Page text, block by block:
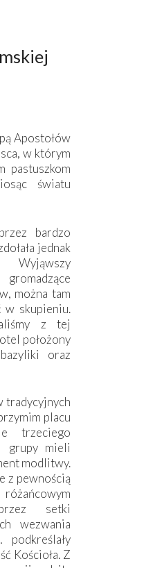
Apostołów
w którym
pastuszkom
światu
bardzo
jednak
Wyjąwszy
można tam
w skupieniu.
z tej
położony
oraz
tradycyjnych
placu
trzeciego
grupy mieli
modlitwy.
z pewnością
setki
wezwania
podkreślały
Kościoła. Z